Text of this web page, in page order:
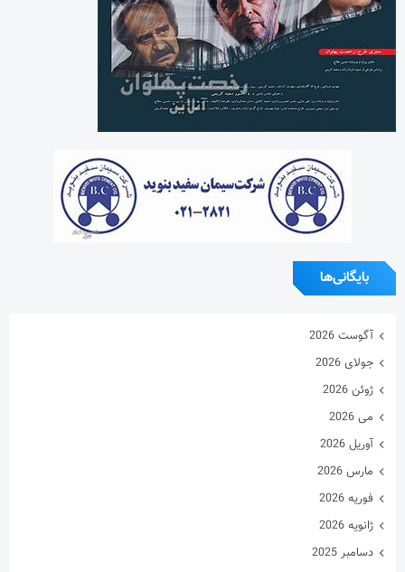
بایگانی‌ها
آگوست 2026
جولای 2026
فوریه 2026
ژانویه 2026
نوامبر 2025
اکتبر 2025
سپتامبر 2025
آگوست 2025
جولای 2025
ژوئن 2025
می 2025
آوریل 2025
مارس 2025